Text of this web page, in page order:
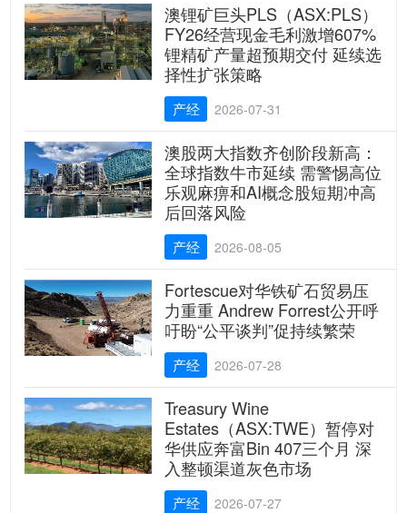
澳锂矿巨头PLS（ASX:PLS）
FY26经营现金毛利激增607%
锂精矿产量超预期交付 延续选
择性扩张策略
产经 2026-07-31
澳股两大指数齐创阶段新高：
全球指数牛市延续 需警惕高位
乐观麻痹和AI概念股短期冲高
后回落风险
产经 2026-08-05
Fortescue对华铁矿石贸易压
力重重 Andrew Forrest公开呼
吁盼“公平谈判”促持续繁荣
产经 2026-07-28
Treasury Wine
Estates（ASX:TWE）暂停对
华供应奔富Bin 407三个月 深
入整顿渠道灰色市场
产经 2026-07-27